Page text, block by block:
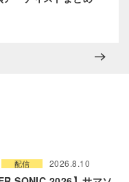
配信 2026.8.10